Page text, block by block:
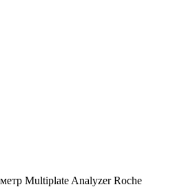
Multiplate Analyzer Roche